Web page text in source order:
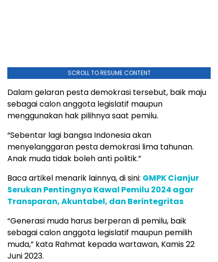
SCROLL TO RESUME CONTENT
Dalam gelaran pesta demokrasi tersebut, baik maju
sebagai calon anggota legislatif maupun
menggunakan hak pilihnya saat pemilu.
“Sebentar lagi bangsa Indonesia akan
menyelanggaran pesta demokrasi lima tahunan.
Anak muda tidak boleh anti politik.”
Baca artikel menarik lainnya, di sini: GMPK Cianjur
Serukan Pentingnya Kawal Pemilu 2024 agar
Transparan, Akuntabel, dan Berintegritas
“Generasi muda harus berperan di pemilu, baik
sebagai calon anggota legislatif maupun pemilih
muda,” kata Rahmat kepada wartawan, Kamis 22
Juni 2023.